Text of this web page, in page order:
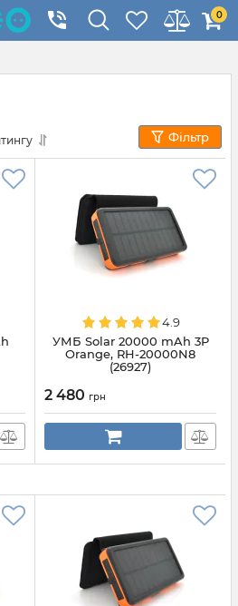
0
Фільтр
4.9
УМБ Solar 20000 mAh 3P
Orange, RH-20000N8
(26927)
2 480 грн